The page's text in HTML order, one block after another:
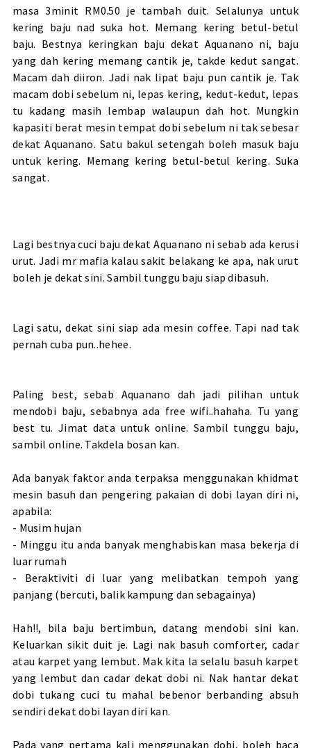
masa 3minit RM0.50 je tambah duit. Selalunya untuk
kering baju nad suka hot. Memang kering betul-betul
baju. Bestnya keringkan baju dekat Aquanano ni, baju
yang dah kering memang cantik je, takde kedut sangat.
Macam dah diiron. Jadi nak lipat baju pun cantik je. Tak
macam dobi sebelum ni, lepas kering, kedut-kedut, lepas
tu kadang masih lembap walaupun dah hot. Mungkin
kapasiti berat mesin tempat dobi sebelum ni tak sebesar
dekat Aquanano. Satu bakul setengah boleh masuk baju
untuk kering. Memang kering betul-betul kering. Suka
sangat.
Lagi bestnya cuci baju dekat Aquanano ni sebab ada kerusi
urut. Jadi mr mafia kalau sakit belakang ke apa, nak urut
boleh je dekat sini. Sambil tunggu baju siap dibasuh.
Lagi satu, dekat sini siap ada mesin coffee. Tapi nad tak
pernah cuba pun..hehee.
Paling best, sebab Aquanano dah jadi pilihan untuk
mendobi baju, sebabnya ada free wifi..hahaha. Tu yang
best tu. Jimat data untuk online. Sambil tunggu baju,
sambil online. Takdela bosan kan.
Ada banyak faktor anda terpaksa menggunakan khidmat
mesin basuh dan pengering pakaian di dobi layan diri ni,
apabila:
- Musim hujan
- Minggu itu anda banyak menghabiskan masa bekerja di
luar rumah
- Beraktiviti di luar yang melibatkan tempoh yang
panjang (bercuti, balik kampung dan sebagainya)
Hah!!, bila baju bertimbun, datang mendobi sini kan.
Keluarkan sikit duit je. Lagi nak basuh comforter, cadar
atau karpet yang lembut. Mak kita la selalu basuh karpet
yang lembut dan cadar dekat dobi ni. Nak hantar dekat
dobi tukang cuci tu mahal bebenor berbanding absuh
sendiri dekat dobi layan diri kan.
Pada yang pertama kali menggunakan dobi, boleh baca